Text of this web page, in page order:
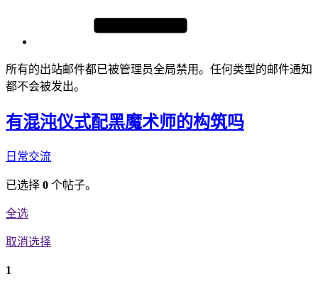
所有的出站邮件都已被管理员全局禁用。任何类型的邮件通知
都不会被发出。
有混沌仪式配黑魔术师的构筑吗
日常交流
已选择 0 个帖子。
全选
取消选择
1